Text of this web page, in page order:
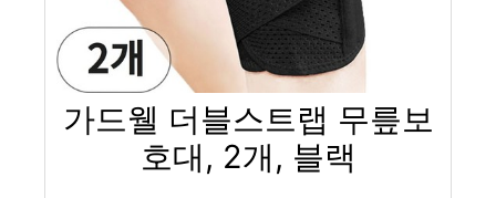
가드웰 더블스트랩 무릎보
호대, 2개, 블랙